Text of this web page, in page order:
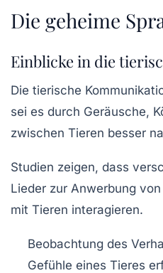
Die geheime
Einblicke in die
Die tierische
sei es durch Geräusche,
zwischen Tieren besser
Studien zeigen, dass
Lieder zur Anwerbung
mit Tieren interagieren.
Beobachtung des
Gefühle eines Tieres